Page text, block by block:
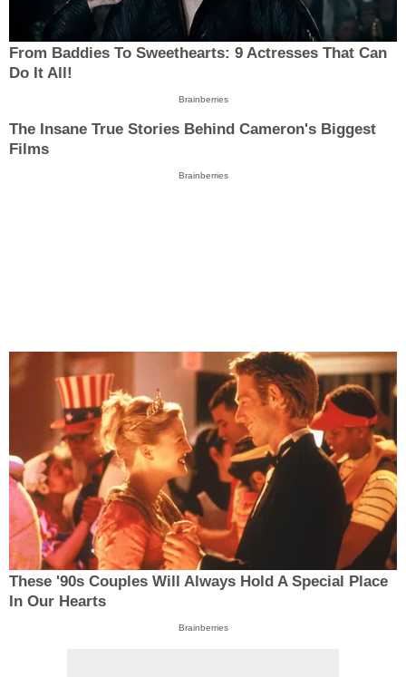
From Baddies To Sweethearts: 9 Actresses That Can
Do It All!
Brainberries
The Insane True Stories Behind Cameron's Biggest
Films
Brainberries
These '90s Couples Will Always Hold A Special Place
In Our Hearts
Brainberries